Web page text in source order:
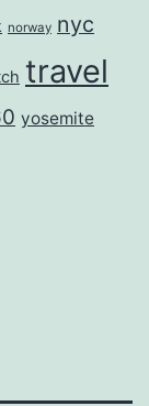
norway nyc
travel
yosemite